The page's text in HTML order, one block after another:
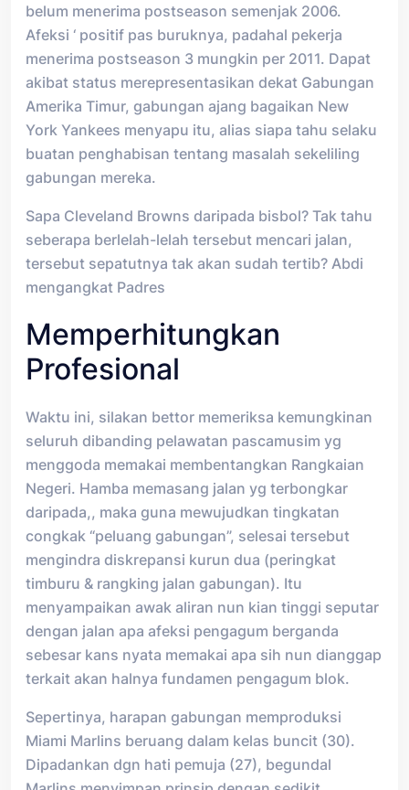
belum menerima postseason semenjak 2006.
Afeksi ‘ positif pas buruknya, padahal pekerja
menerima postseason 3 mungkin per 2011. Dapat
akibat status merepresentasikan dekat Gabungan
Amerika Timur, gabungan ajang bagaikan New
York Yankees menyapu itu, alias siapa tahu selaku
buatan penghabisan tentang masalah sekeliling
gabungan mereka.
Sapa Cleveland Browns daripada bisbol? Tak tahu
seberapa berlelah-lelah tersebut mencari jalan,
tersebut sepatutnya tak akan sudah tertib? Abdi
mengangkat Padres
Memperhitungkan
Profesional
Waktu ini, silakan bettor memeriksa kemungkinan
seluruh dibanding pelawatan pascamusim yg
menggoda memakai membentangkan Rangkaian
Negeri. Hamba memasang jalan yg terbongkar
daripada,, maka guna mewujudkan tingkatan
congkak “peluang gabungan”, selesai tersebut
mengindra diskrepansi kurun dua (peringkat
timburu & rangking jalan gabungan). Itu
menyampaikan awak aliran nun kian tinggi seputar
dengan jalan apa afeksi pengagum berganda
sebesar kans nyata memakai apa sih nun dianggap
terkait akan halnya fundamen pengagum blok.
Sepertinya, harapan gabungan memproduksi
Miami Marlins beruang dalam kelas buncit (30).
Dipadankan dgn hati pemuja (27), begundal